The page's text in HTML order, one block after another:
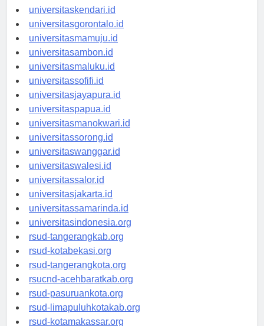
universitasmakassar.id
universitaskendari.id
universitasgorontalo.id
universitasmamuju.id
universitasambon.id
universitasmaluku.id
universitassofifi.id
universitasjayapura.id
universitaspapua.id
universitasmanokwari.id
universitassorong.id
universitaswanggar.id
universitaswalesi.id
universitassalor.id
universitasjakarta.id
universitassamarinda.id
universitasindonesia.org
rsud-tangerangkab.org
rsud-kotabekasi.org
rsud-tangerangkota.org
rsucnd-acehbaratkab.org
rsud-pasuruankota.org
rsud-limapuluhkotakab.org